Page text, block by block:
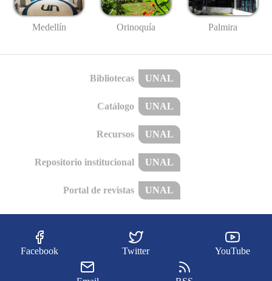
Medellín Orinoquía Palmira
Bibliotecas UNAL
Catálogo UNAL
Recursos UNAL
Repositorio institucional UNAL
Portal de revistas UNAL
Facebook Twitter YouTube